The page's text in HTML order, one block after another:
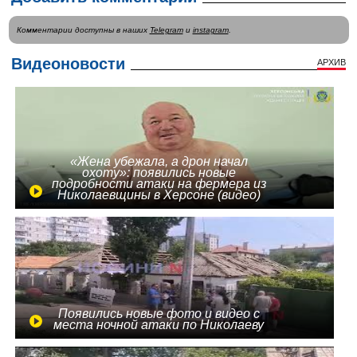
Комментарии доступны в наших Telegramи instagram.
Видеоновости АРХИВ
«Жена убежала, а дрон начал
охоту»: появились новые
подробности атаки на фермера из
Николаевщины в Херсоне (видео)
Появились новые фото и видео с
места ночной атаки по Николаеву